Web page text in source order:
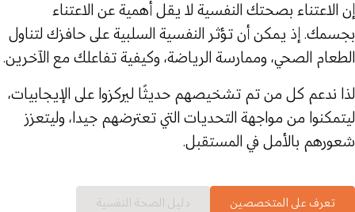
إن الاعتناء بصحتك النفسية لا يقل أهمية عن الاعتناء
بجسمك. إذ يمكن أن تؤثر النفسية السلبية على حافزك لتناول
الطعام الصحي، وممارسة الرياضة، وكيفية تفاعلك مع الآخرين.
لذا ندعم كل من تم تشخيصهم حديثًا ليركزوا على الإيجابيات،
ليتمكنوا من مواجهة التحديات التي تعترضهم جيدا، وليتعزز
شعورهم بالأمل في المستقبل.
تعرف على المتخصصين دليل الصحة النفسية